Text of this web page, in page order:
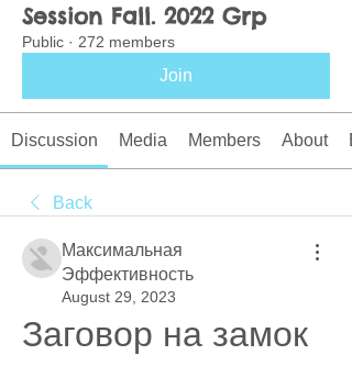
Session Fall. 2022 Grp
Public · 272 members
Join
Discussion Media Members About
Back
Максимальная
Эффективность
August 29, 2023
Заговор на замок